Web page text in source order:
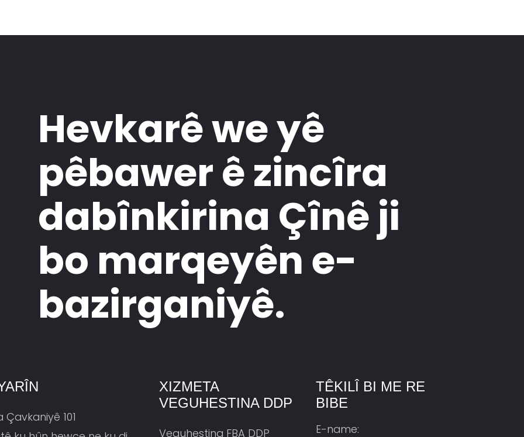
Hevkarê we yê
pêbawer ê zincîra
dabînkirina Çînê ji
bo marqeyên e-
bazirganiyê.
Çavkaniyê 101
XIZMETA
VEGUHESTINA DDP
Veguhestina FBA DDP
TÊKILÎ BI ME RE
BIBE
E-name: